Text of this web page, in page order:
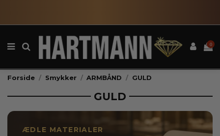
0
Forside Smykker ARMBÅND GULD
GULD
ÆDLE MATERIALER